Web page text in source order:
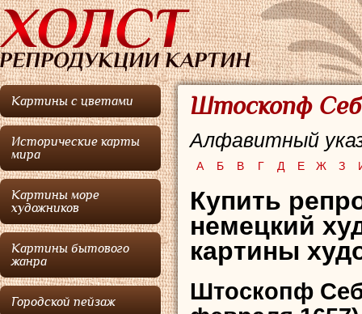
Картины с цветами
Исторические карты
мира
Картины море
художников
Картины бытового
жанра
Городской пейзаж
Штоскопф
Алфавитный
А Б В Г Д Е Ж З
Купить
немецкий
картины
Штоскопф